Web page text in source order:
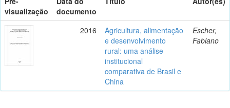
visualização
documento
2016
Agricultura, alimentação
e desenvolvimento
rural: uma análise
institucional
comparativa de Brasil e
China
Escher,
Fabiano